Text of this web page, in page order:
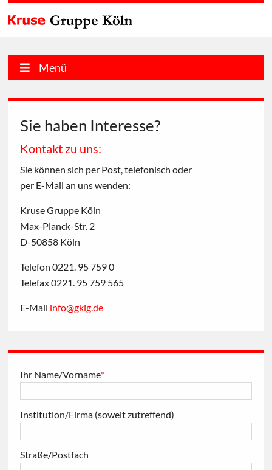
Menü
Sie haben Interesse?
Kontakt zu uns:
Sie können sich per Post, telefonisch oder
per E-Mail an uns wenden:
Kruse Gruppe Köln
Max-Planck-Str. 2
D-50858 Köln
Telefon 0221. 95 759 0
Telefax 0221. 95 759 565
E-Mail info@gkig.de
Ihr Name/Vorname*
Institution/Firma (soweit zutreffend)
Straße/Postfach